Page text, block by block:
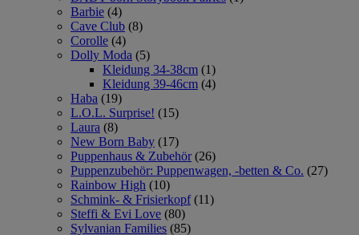
Barbie (4)
Cave Club (8)
Corolle (4)
Dolly Moda (5)
Kleidung 34-38cm (1)
Kleidung 39-46cm (4)
Haba (19)
L.O.L. Surprise! (15)
Laura (8)
New Born Baby (17)
Puppenhaus & Zubehör (26)
Puppenzubehör: Puppenwagen, -betten & Co. (27)
Rainbow High (10)
Schmink- & Frisierkopf (11)
Steffi & Evi Love (80)
Sylvanian Families (85)